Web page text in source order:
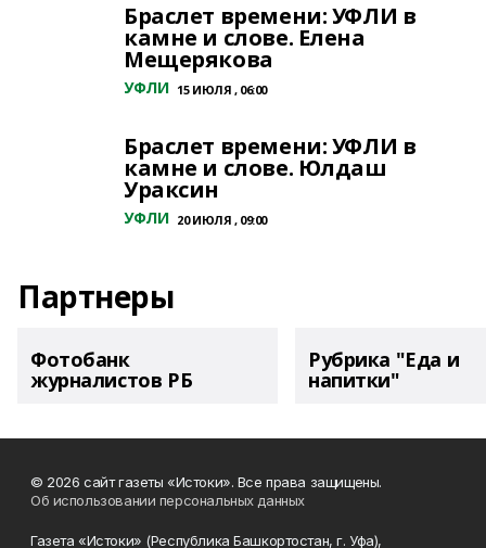
Браслет времени: УФЛИ в
камне и слове. Елена
Мещерякова
УФЛИ 15 ИЮЛЯ , 06:00
Браслет времени: УФЛИ в
камне и слове. Юлдаш
Ураксин
УФЛИ 20 ИЮЛЯ , 09:00
Партнеры
Фотобанк
журналистов РБ
Рубрика "Еда и
напитки"
© 2026 сайт газеты «Истоки». Все права защищены.
Об использовании персональных данных
Газета «Истоки» (Республика Башкортостан, г. Уфа),